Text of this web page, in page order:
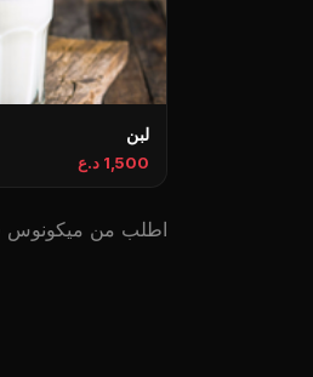
لبن
1,500 د.ع
اطلب من ميكونوس في